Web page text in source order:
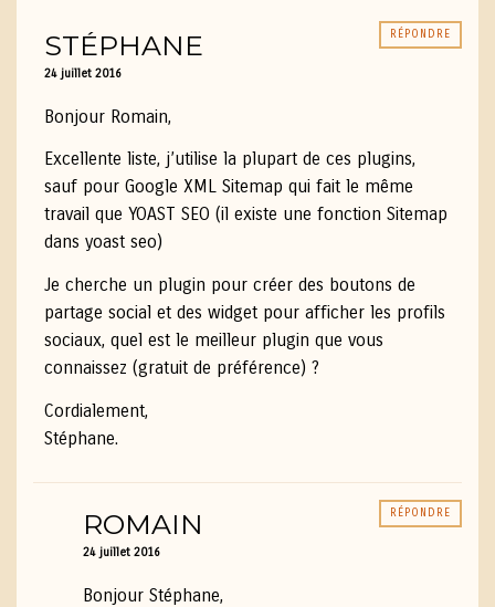
RÉPONDRE
STÉPHANE
24 juillet 2016
Bonjour Romain,
Excellente liste, j’utilise la plupart de ces plugins,
sauf pour Google XML Sitemap qui fait le même
travail que YOAST SEO (il existe une fonction Sitemap
dans yoast seo)
Je cherche un plugin pour créer des boutons de
partage social et des widget pour afficher les profils
sociaux, quel est le meilleur plugin que vous
connaissez (gratuit de préférence) ?
Cordialement,
Stéphane.
RÉPONDRE
ROMAIN
24 juillet 2016
Bonjour Stéphane,